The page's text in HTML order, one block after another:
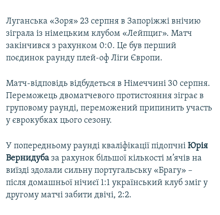
Усі сайти RFE/RL
Луганська «Зоря» 23 серпня в Запоріжжі внічию
зіграла із німецьким клубом «Лейпциг». Матч
закінчився з рахунком 0:0. Це був перший
поєдинок раунду плей-оф Ліги Європи.
Матч-відповідь відбудеться в Німеччині 30 серпня.
Переможець двоматчевого протистояння зіграє в
груповому раунді, переможений припинить участь
у єврокубках цього сезону.
У попередньому раунді кваліфікації підопчні Юрія
Вернидуба за рахунок більшої кількості м’ячів на
виїзді здолали сильну португальську «Брагу» –
після домашньої нічиєї 1:1 український клуб зміг у
другому матчі забити двічі, 2:2.